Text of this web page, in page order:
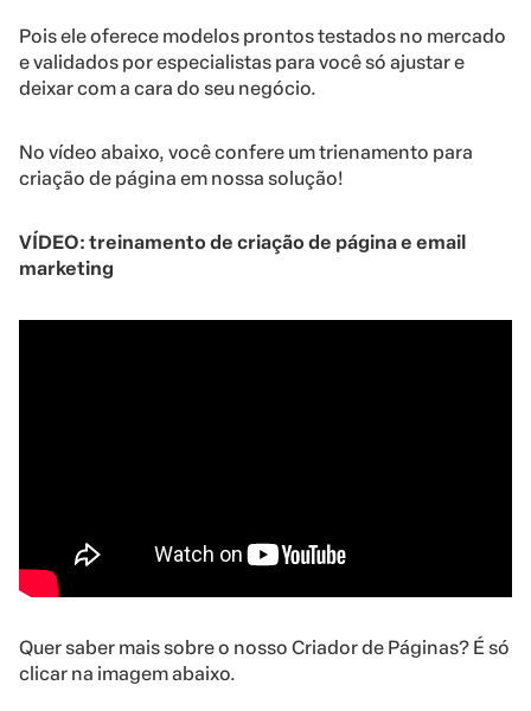
Pois ele oferece modelos prontos testados no mercado
e validados por especialistas para você só ajustar e
deixar com a cara do seu negócio.
No vídeo abaixo, você confere um trienamento para
criação de página em nossa solução!
VÍDEO: treinamento de criação de página e email
marketing
Quer saber mais sobre o nosso Criador de Páginas? É só
clicar na imagem abaixo.